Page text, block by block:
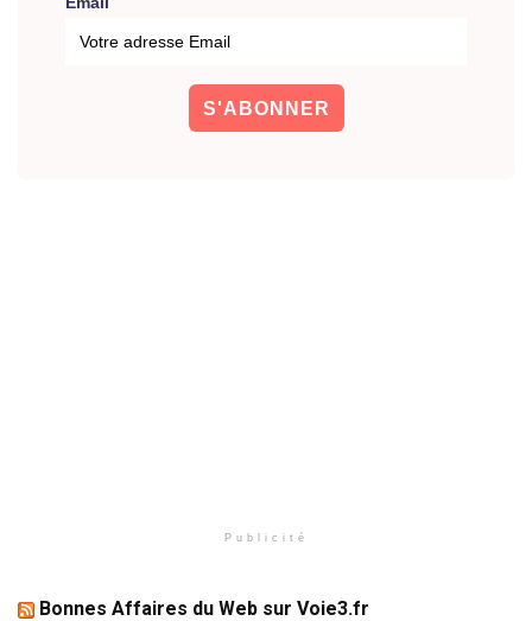
Publicité
Bonnes Affaires du Web sur Voie3.fr